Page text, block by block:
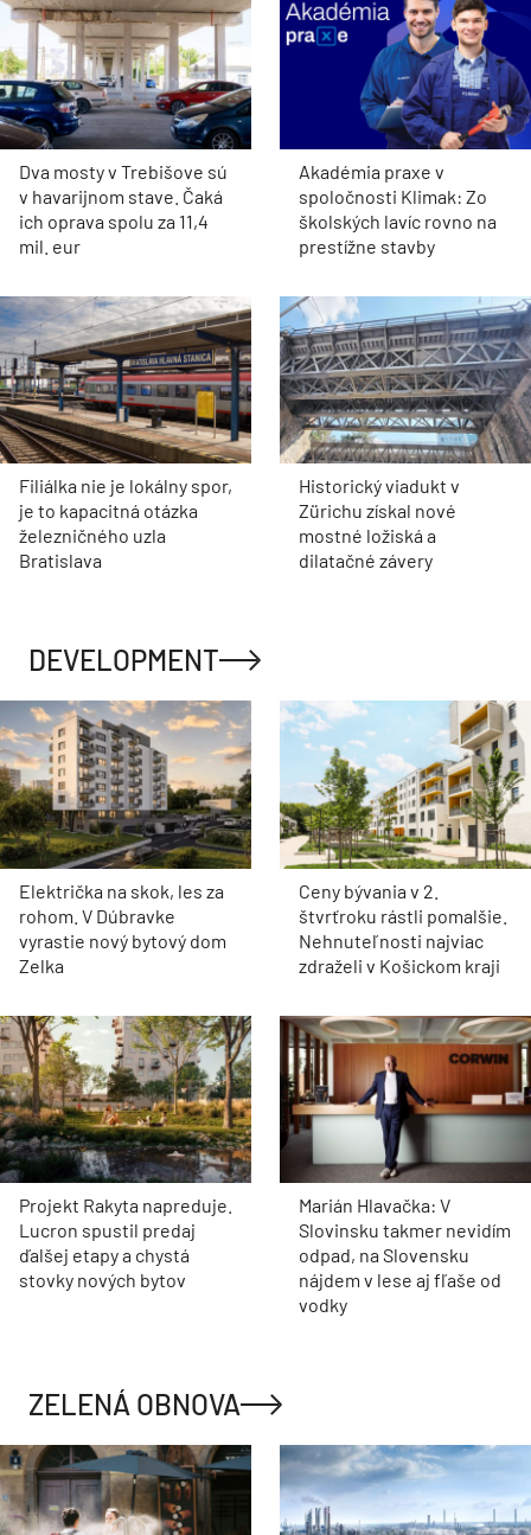
Dva mosty v Trebišove sú
v havarijnom stave. Čaká
ich oprava spolu za 11,4
mil. eur
Akadémia praxe v
spoločnosti Klimak: Zo
školských lavíc rovno na
prestížne stavby
Filiálka nie je lokálny spor,
je to kapacitná otázka
železničného uzla
Bratislava
Historický viadukt v
Zürichu získal nové
mostné ložiská a
dilatačné závery
DEVELOPMENT
Električka na skok, les za
rohom. V Dúbravke
vyrastie nový bytový dom
Zelka
Ceny bývania v 2.
štvrťroku rástli pomalšie.
Nehnuteľnosti najviac
zdraželi v Košickom kraji
Projekt Rakyta napreduje.
Lucron spustil predaj
ďalšej etapy a chystá
stovky nových bytov
Marián Hlavačka: V
Slovinsku takmer nevidím
odpad, na Slovensku
nájdem v lese aj fľaše od
vodky
ZELENÁ OBNOVA